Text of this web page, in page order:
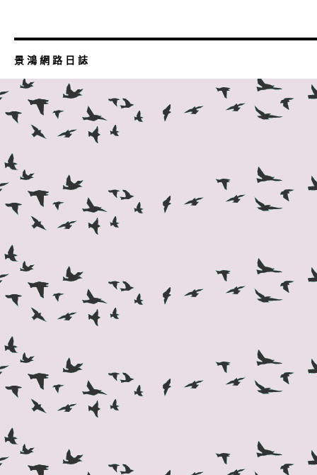
景 鴻 網 路 日 誌